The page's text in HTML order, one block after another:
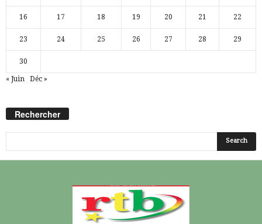
16 17 18 19 20 21 22
23 24 25 26 27 28 29
30
« Juin Déc »
Rechercher